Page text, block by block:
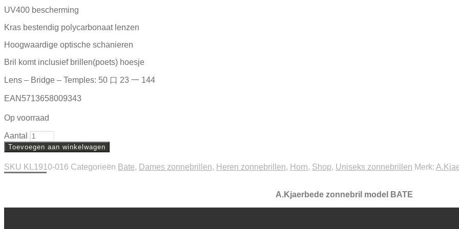
UV400 bescherming
Kras bestendig polycarbonaat lenzen
Hoogwaardige optische schanieren
Bril komt inclusief brillen(poets) hoesje
Lens – Bridge – Temples: 50 口 23 一 144
EAN5713658009343
Op voorraad
Aantal
Toevoegen aan winkelwagen
SKU KL1910-016 Categorieën Bate, Dames zonnebrillen, Heren zonnebrillen, Horn, Shop, Uniseks zonnebrillen Merk:
A.Kjaerbede zonnebril model BATE